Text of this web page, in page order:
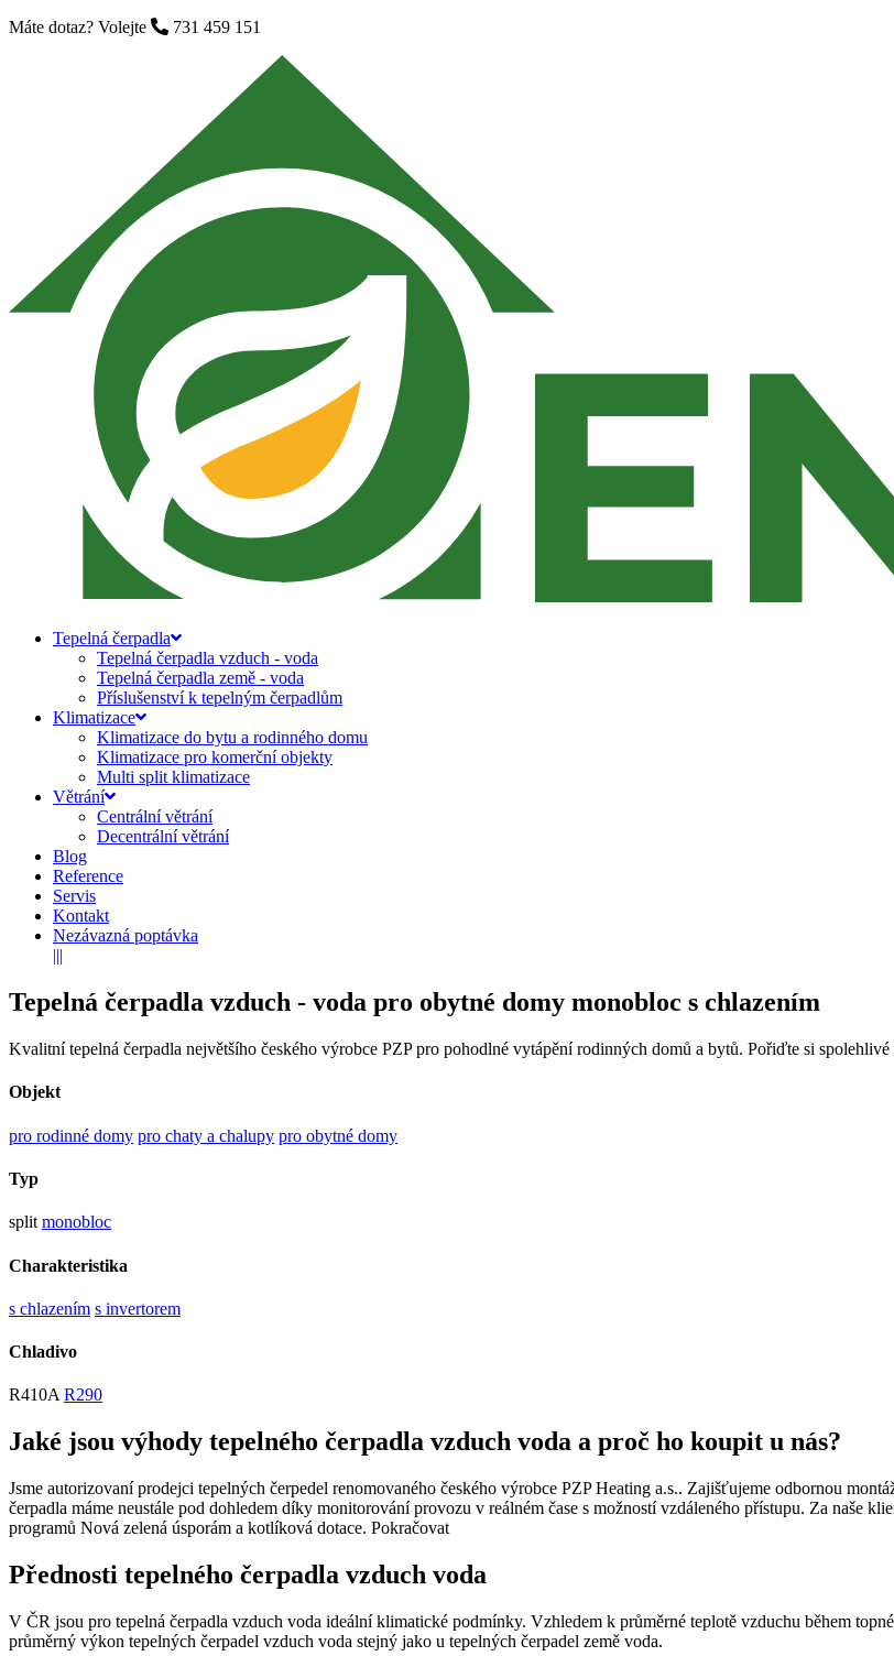
Máte dotaz? Volejte 731 459 151
Tepelná čerpadla
Tepelná čerpadla vzduch - voda
Tepelná čerpadla země - voda
Příslušenství k tepelným čerpadlům
Klimatizace
Klimatizace do bytu a rodinného domu
Klimatizace pro komerční objekty
Multi split klimatizace
Větrání
Centrální větrání
Decentrální větrání
Blog
Reference
Servis
Kontakt
Nezávazná poptávka
|||
Tepelná čerpadla vzduch - voda pro obytné domy monobloc s chlazením
Kvalitní tepelná čerpadla největšího českého výrobce PZP pro pohodlné vytápění rodinných domů a bytů. Pořiďte si
Objekt
pro rodinné domy pro chaty a chalupy pro obytné domy
Typ
split monobloc
Charakteristika
s chlazením s invertorem
Chladivo
R410A R290
Jaké jsou výhody tepelného čerpadla vzduch voda a proč ho koupit u nás?
Jsme autorizovaní prodejci tepelných čerpedel renomovaného českého výrobce PZP Heating a.s.. Zajišťujeme odbornou
čerpadla máme neustále pod dohledem díky monitorování provozu v reálném čase s možností vzdáleného přístupu. Za naše
programů Nová zelená úsporám a kotlíková dotace. Pokračovat
Přednosti tepelného čerpadla vzduch voda
V ČR jsou pro tepelná čerpadla vzduch voda ideální klimatické podmínky. Vzhledem k průměrné teplotě vzduchu během
průměrný výkon tepelných čerpadel vzduch voda stejný jako u tepelných čerpadel země voda.